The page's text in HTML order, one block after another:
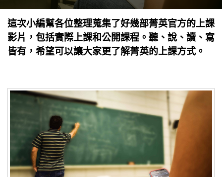
這次小編幫各位整理蒐集了好幾部菁英官方的上課
影片，包括實際上課和公開課程。聽、說、讀、寫
皆有，希望可以讓大家更了解菁英的上課方式。